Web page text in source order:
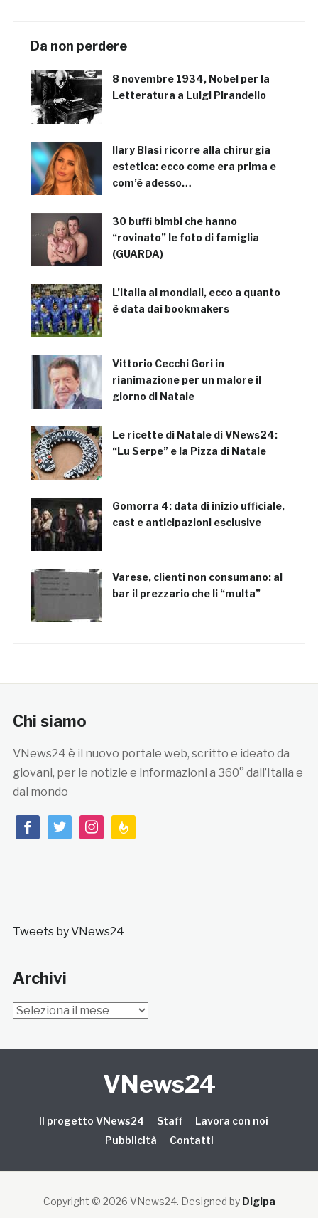
Da non perdere
8 novembre 1934, Nobel per la
Letteratura a Luigi Pirandello
Ilary Blasi ricorre alla chirurgia
estetica: ecco come era prima e
com’è adesso…
30 buffi bimbi che hanno
“rovinato” le foto di famiglia
(GUARDA)
L’Italia ai mondiali, ecco a quanto
è data dai bookmakers
Vittorio Cecchi Gori in
rianimazione per un malore il
giorno di Natale
Le ricette di Natale di VNews24:
“Lu Serpe” e la Pizza di Natale
Gomorra 4: data di inizio ufficiale,
cast e anticipazioni esclusive
Varese, clienti non consumano: al
bar il prezzario che li “multa”
Chi siamo
VNews24 è il nuovo portale web, scritto e ideato da
giovani, per le notizie e informazioni a 360° dall’Italia e
dal mondo
facebooktwitterinstagramfeedburner
Tweets by VNews24
Archivi
Archivi
VNews24
Il progetto VNews24 Staff
Lavora con noi
Pubblicità
Contatti
Copyright © 2026 VNews24. Designed by Digipa